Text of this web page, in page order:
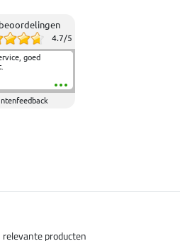
4.7/5
goed
producten